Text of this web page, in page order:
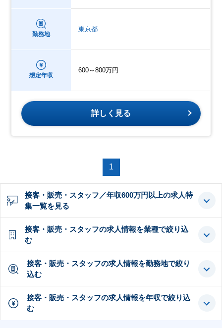
勤務地
東京都
想定年収
600～800万円
詳しく見る
1
接客・販売・スタッフ／年収600万円以上の求人特
集一覧を見る
接客・販売・スタッフの求人情報を業種で絞り込
む
接客・販売・スタッフの求人情報を勤務地で絞り
込む
接客・販売・スタッフの求人情報を年収で絞り込
む